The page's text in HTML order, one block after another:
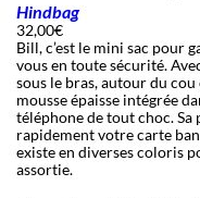
Hindbag
32,00€
Bill, c’est le mini sac pour
vous en toute sécurité.
sous le bras, autour du cou
mousse épaisse intégrée
téléphone de tout choc.
rapidement votre carte
existe en diverses coloris
assortie.